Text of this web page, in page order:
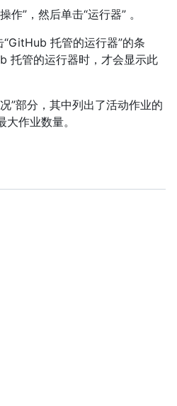
作”，然后单击“运行器” 。
“GitHub 托管的运行器”的条
托管的运行器时，才会显示此
”部分，其中列出了活动作业的
作业数量。